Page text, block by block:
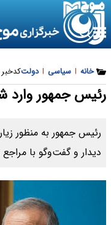
خانه | سیاسی | دولتکدخبر
رئیس جمهور وارد
رئیس جمهور به منظور
دیدار و گفت‌وگو با